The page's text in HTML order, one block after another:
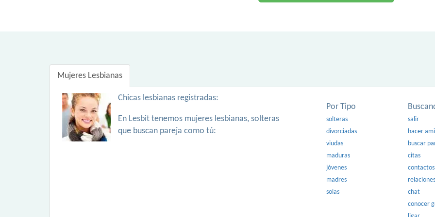
Mujeres Lesbianas
Chicas lesbianas registradas:
En Lesbit tenemos mujeres lesbianas, solteras
que buscan pareja como tú:
Por Tipo
solteras
divorciadas
viudas
maduras
jóvenes
madres
solas
salir
hacer
buscar
citas
contactos
relaciones
chat
conocer